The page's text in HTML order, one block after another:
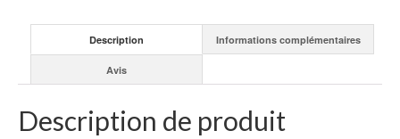
Description Informations complémentaires
Avis
Description de produit